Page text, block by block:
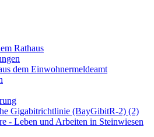
Rathaus
dem Einwohnermeldeamt
Gigabitrichtlinie (BayGibitR-2) (2)
- Leben und Arbeiten in Steinwiesen